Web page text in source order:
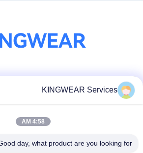
اتصال سريع
الهاتف
KINGWEAR Services
4:58 AM
day, what product are you looking for?